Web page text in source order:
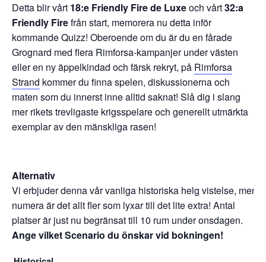
Detta blir vårt 18:e Friendly Fire de Luxeoch vårt32:a
Friendly Firefrån start, memorera nu detta inför
kommande Quizz! Oberoende om du är du en fårade
Grognard med flera Rimforsa-kampanjer under västen
eller en ny äppelkindad och färsk rekryt, på Rimforsa
Strand kommer du finna spelen, diskussionerna och
maten som du innerst inne alltid saknat! Slå dig i slang
mer rikets trevligaste krigsspelare och generellt utmärkta
exemplar av den mänskliga rasen!
Alternativ
Vi erbjuder denna vår vanliga historiska helg vistelse, men
numera är det allt fler som lyxar till det lite extra! Antal
platser är just nu begränsat till 10 rum under onsdagen.
Ange vilket Scenario du önskar vid bokningen!